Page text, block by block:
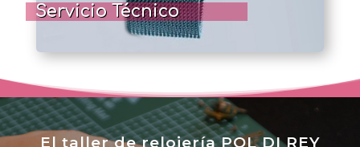
Servicio Técnico
El taller de relojería POL DI REY